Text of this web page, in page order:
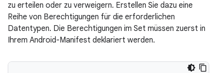
zu erteilen oder zu verweigern. Erstellen Sie dazu eine
Reihe von Berechtigungen für die erforderlichen
Datentypen. Die Berechtigungen im Set müssen zuerst in
Ihrem Android-Manifest deklariert werden.